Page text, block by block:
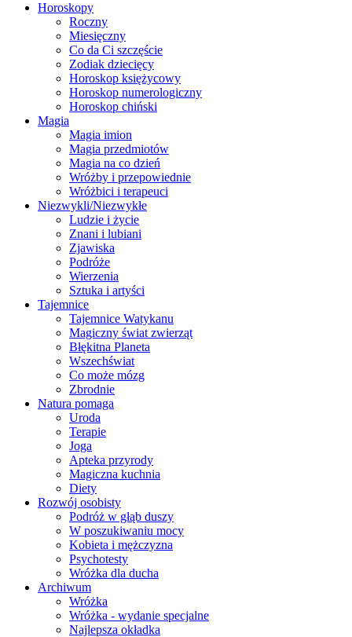
Horoskopy
Roczny
Miesięczny
Co da Ci szczęście
Zodiak dziecięcy
Horoskop księżycowy
Horoskop numerologiczny
Horoskop chiński
Magia
Magia imion
Magia przedmiotów
Magia na co dzień
Wróżby i przepowiednie
Wróżbici i terapeuci
Niezwykli/Niezwykłe
Ludzie i życie
Znani i lubiani
Zjawiska
Podróże
Wierzenia
Sztuka i artyści
Tajemnice
Tajemnice Watykanu
Magiczny świat zwierząt
Błękitna Planeta
Wszechświat
Co może mózg
Zbrodnie
Natura pomaga
Uroda
Terapie
Joga
Apteka przyrody
Magiczna kuchnia
Diety
Rozwój osobisty
Podróż w głąb duszy
W poszukiwaniu mocy
Kobieta i mężczyzna
Psychotesty
Wróżka dla ducha
Archiwum
Wróżka
Wróżka - wydanie specjalne
Najlepsza okładka